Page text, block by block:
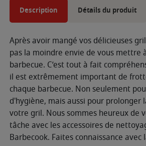
Description Détails du produit
Après avoir mangé vos délicieuses
pas la moindre envie de vous mettre
barbecue. C’est tout à fait
il est extrêmement important de
chaque barbecue. Non seulement
d'hygiène, mais aussi pour prolonger
votre gril. Nous sommes heureux de
tâche avec les accessoires de
Barbecook. Faites connaissance avec